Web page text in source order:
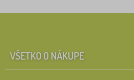
VŠETKO O NÁKUPE